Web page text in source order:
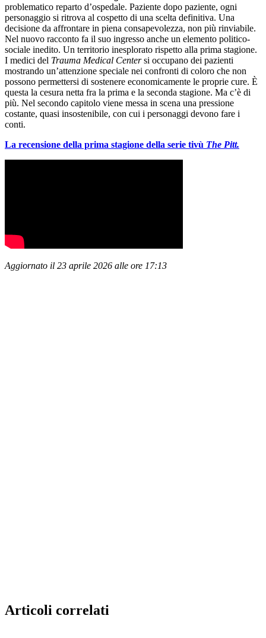
problematico reparto d’ospedale. Paziente dopo paziente, ogni
personaggio si ritrova al cospetto di una scelta definitiva. Una
decisione da affrontare in piena consapevolezza, non più rinviabile.
Nel nuovo racconto fa il suo ingresso anche un elemento politico-
sociale inedito. Un territorio inesplorato rispetto alla prima stagione.
I medici del Trauma Medical Centersi occupano dei pazienti
mostrando un’attenzione speciale nei confronti di coloro che non
possono permettersi di sostenere economicamente le proprie cure. È
questa la cesura netta fra la prima e la seconda stagione. Ma c’è di
più. Nel secondo capitolo viene messa in scena una pressione
costante, quasi insostenibile, con cui i personaggi devono fare i
conti.
La recensione della prima stagione della serie tivù The Pitt.
Aggiornato il 23 aprile 2026 alle ore 17:13
Articoli correlati